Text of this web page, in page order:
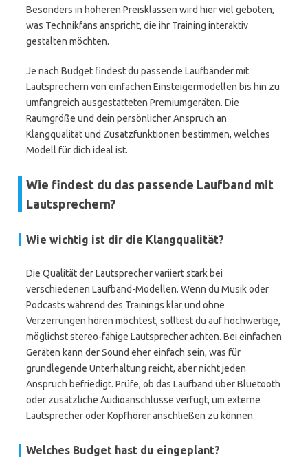
Besonders in höheren Preisklassen wird hier viel geboten,
was Technikfans anspricht, die ihr Training interaktiv
gestalten möchten.
Je nach Budget findest du passende Laufbänder mit
Lautsprechern von einfachen Einsteigermodellen bis hin zu
umfangreich ausgestatteten Premiumgeräten. Die
Raumgröße und dein persönlicher Anspruch an
Klangqualität und Zusatzfunktionen bestimmen, welches
Modell für dich ideal ist.
Wie findest du das passende Laufband mit
Lautsprechern?
Wie wichtig ist dir die Klangqualität?
Die Qualität der Lautsprecher variiert stark bei
verschiedenen Laufband-Modellen. Wenn du Musik oder
Podcasts während des Trainings klar und ohne
Verzerrungen hören möchtest, solltest du auf hochwertige,
möglichst stereo-fähige Lautsprecher achten. Bei einfachen
Geräten kann der Sound eher einfach sein, was für
grundlegende Unterhaltung reicht, aber nicht jeden
Anspruch befriedigt. Prüfe, ob das Laufband über Bluetooth
oder zusätzliche Audioanschlüsse verfügt, um externe
Lautsprecher oder Kopfhörer anschließen zu können.
Welches Budget hast du eingeplant?